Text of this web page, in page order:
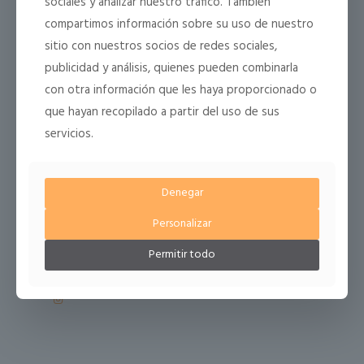
Restablecer contraseña
info@clareza.es
fink@fink-orfebres.com
+34881906404|+34981593413|+34638566996
compartimos información sobre su uso de nuestro
sitio con nuestros socios de redes sociales,
publicidad y análisis, quienes pueden combinarla
con otra información que les haya proporcionado o
que hayan recopilado a partir del uso de sus
servicios.
Denegar
Personalizar
Permitir todo